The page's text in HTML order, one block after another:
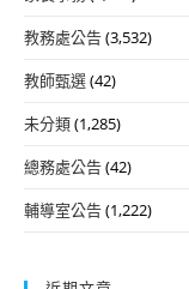
教務處公告(3,532)
教師甄選(42)
未分類(1,285)
總務處公告(42)
輔導室公告(1,222)